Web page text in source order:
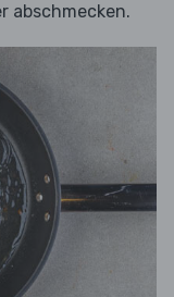
abschmecken.